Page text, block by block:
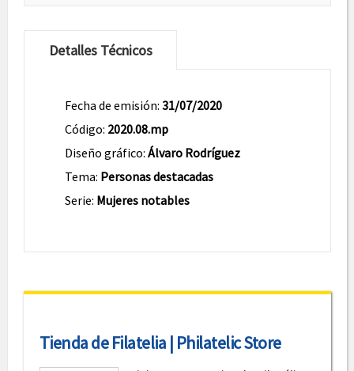
Detalles Técnicos
Fecha de emisión: 31/07/2020
Código: 2020.08.mp
Diseño gráfico: Álvaro Rodríguez
Tema: Personas destacadas
Serie: Mujeres notables
Tienda de Filatelia | Philatelic Store